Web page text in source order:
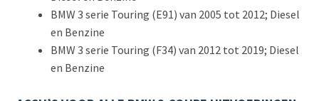
BMW 3 serie Touring (E91) van 2005 tot 2012; Diesel
en Benzine
BMW 3 serie Touring (F34) van 2012 tot 2019; Diesel
en Benzine